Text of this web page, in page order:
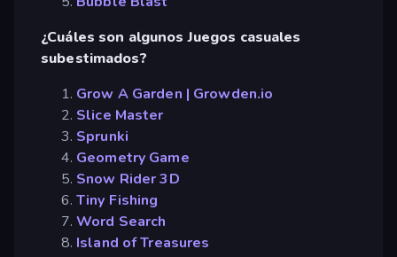
¿Cuáles son algunos Juegos casuales
subestimados?
Grow A Garden | Growden.io
Slice Master
Sprunki
Geometry Game
Snow Rider 3D
Tiny Fishing
Word Search
Island of Treasures